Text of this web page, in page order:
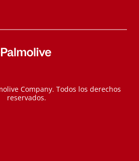
Company. Todos los derechos
reservados.